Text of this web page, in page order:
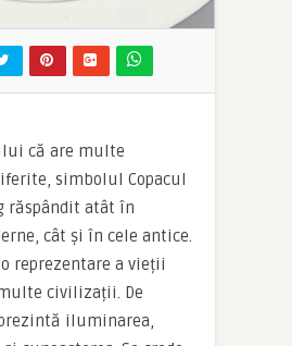
că are multe
simbolul Copacul
răspândit atât în
cât și în cele antice.
reprezentare a vieții
civilizații. De
iluminarea,